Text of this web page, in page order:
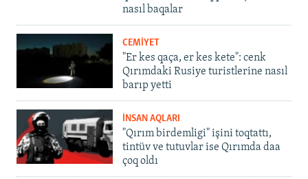
nasıl baqalar
CEMİYET
"Er kes qaça, er kes kete": cenk
Qırımdaki Rusiye turistlerine nasıl
barıp yetti
İNSAN AQLARI
"Qırım birdemligi" işini toqtattı,
tintüv ve tutuvlar ise Qırımda daa
çoq oldı